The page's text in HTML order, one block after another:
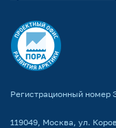
Регистрационный номер
119049, Москва, ул.